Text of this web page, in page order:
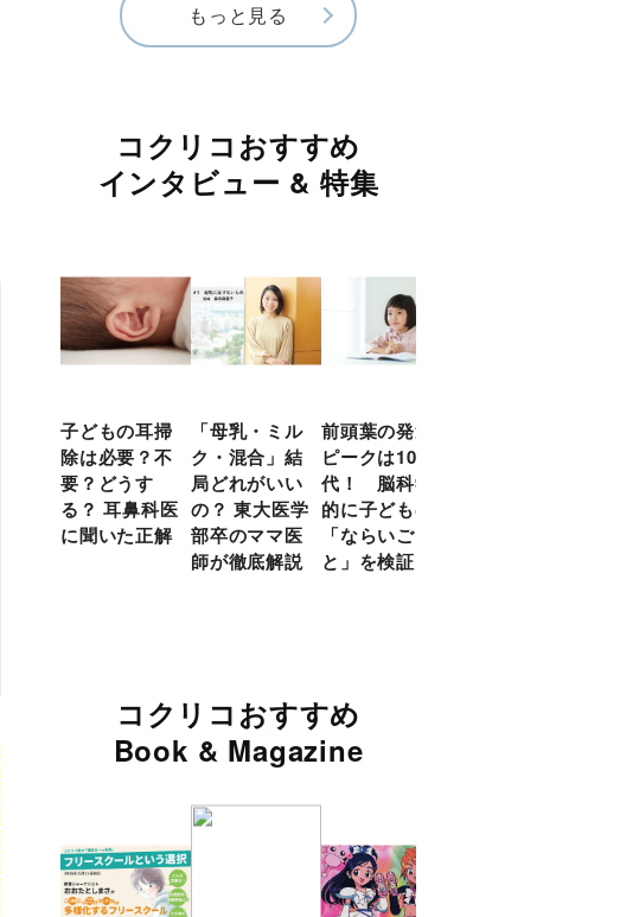
もっと見る
コクリコおすすめ
インタビュー & 特集
子どもの耳掃
除は必要？不
要？どうす
る？ 耳鼻科医
に聞いた正解
「母乳・ミル
ク・混合」結
局どれがいい
の？ 東大医学
部卒のママ医
師が徹底解説
前頭葉の発達
ピークは10
代！ 脳科学
的に子どもの
「ならいご
と」を検証
コクリコおすすめ
Book & Magazine